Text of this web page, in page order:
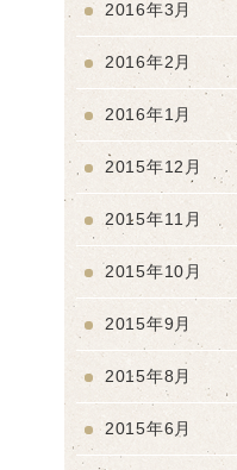
2016年3月
2016年2月
2016年1月
2015年12月
2015年11月
2015年10月
2015年9月
2015年8月
2015年6月